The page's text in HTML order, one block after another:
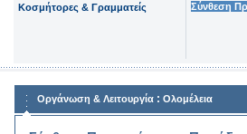
Κοσμήτορες & Γραμματείς Σύνθεση
Οργάνωση & Λειτουργία : Ολομέλεια